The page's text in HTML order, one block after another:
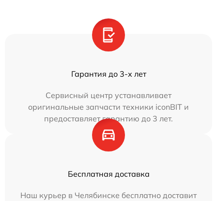
Гарантия до 3-х лет
Сервисный центр устанавливает
оригинальные запчасти техники iconBIT и
предоставляет гарантию до 3 лет.
Бесплатная доставка
Наш курьер в Челябинске бесплатно доставит